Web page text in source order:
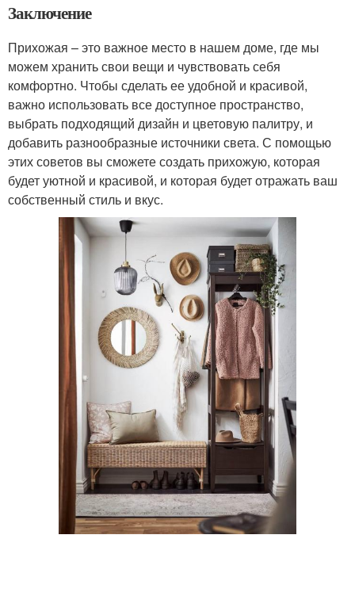
Заключение
Прихожая – это важное место в нашем доме, где мы
можем хранить свои вещи и чувствовать себя
комфортно. Чтобы сделать ее удобной и красивой,
важно использовать все доступное пространство,
выбрать подходящий дизайн и цветовую палитру, и
добавить разнообразные источники света. С помощью
этих советов вы сможете создать прихожую, которая
будет уютной и красивой, и которая будет отражать ваш
собственный стиль и вкус.